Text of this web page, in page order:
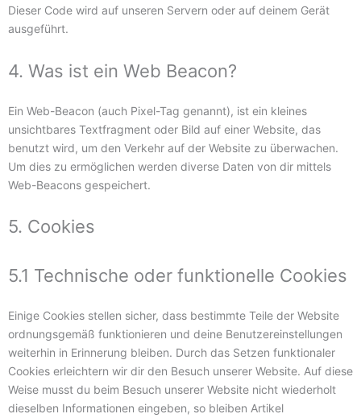
Dieser Code wird auf unseren Servern oder auf deinem Gerät
ausgeführt.
4. Was ist ein Web Beacon?
Ein Web-Beacon (auch Pixel-Tag genannt), ist ein kleines
unsichtbares Textfragment oder Bild auf einer Website, das
benutzt wird, um den Verkehr auf der Website zu überwachen.
Um dies zu ermöglichen werden diverse Daten von dir mittels
Web-Beacons gespeichert.
5. Cookies
5.1 Technische oder funktionelle Cookies
Einige Cookies stellen sicher, dass bestimmte Teile der Website
ordnungsgemäß funktionieren und deine Benutzereinstellungen
weiterhin in Erinnerung bleiben. Durch das Setzen funktionaler
Cookies erleichtern wir dir den Besuch unserer Website. Auf diese
Weise musst du beim Besuch unserer Website nicht wiederholt
dieselben Informationen eingeben, so bleiben Artikel